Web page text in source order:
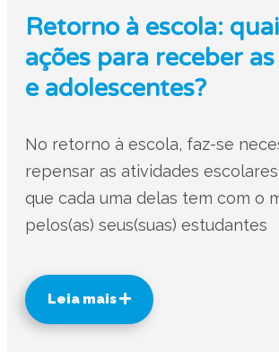
Retorno à escola:
ações para receber
e adolescentes?
No retorno à escola, faz-se
repensar as atividades
que cada uma delas tem com o
pelos(as) seus(suas) estudantes
Leia mais